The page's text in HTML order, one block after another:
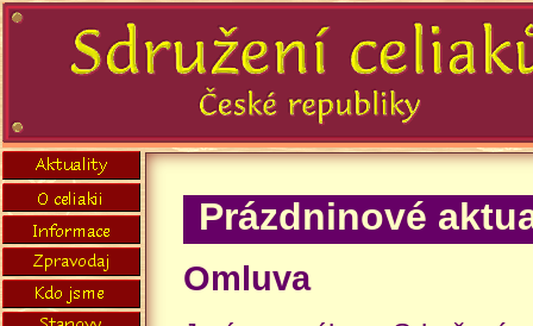
Prázdninové
Omluva